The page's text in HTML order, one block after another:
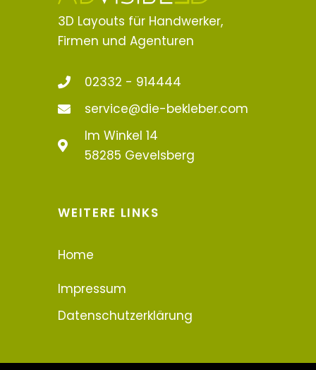
3D Layouts für Handwerker,
Firmen und Agenturen
02332 - 914444
service@die-bekleber.com
Im Winkel 14
58285 Gevelsberg
WEITERE LINKS
Home
Impressum
Datenschutzerklärung